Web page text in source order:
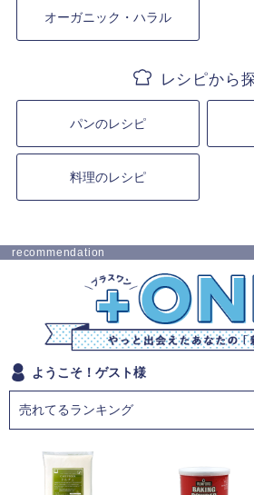
オーガニック・ハラル
パンのレシピ
料理のレシピ
recommendation
ようこそ！ゲスト様